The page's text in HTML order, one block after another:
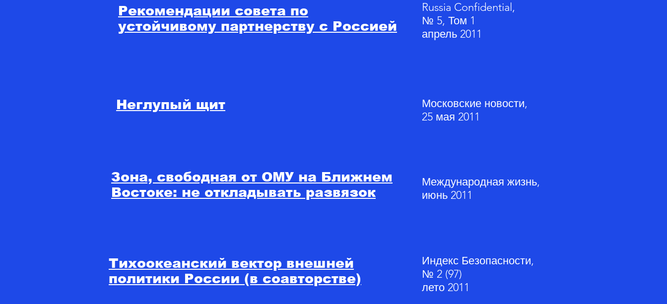
Рекомендации совета по
устойчивому партнерству с Россией
Russia Confidential,
№ 5, Том 1
апрель 2011
Неглупый щит
Московские новости,
25 мая 2011
Зона, свободная от ОМУ на Ближнем
Востоке: не откладывать развязок
Международная жизнь,
июнь 2011
Тихоокеанский вектор внешней
политики России (в соавторстве)
Индекс Безопасности,
№ 2 (97)
лето 2011